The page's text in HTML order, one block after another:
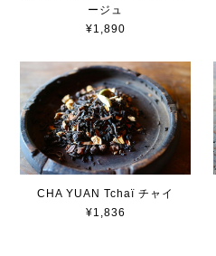
ージュ
¥1,890
CHA YUAN Tchaï チャイ
¥1,836